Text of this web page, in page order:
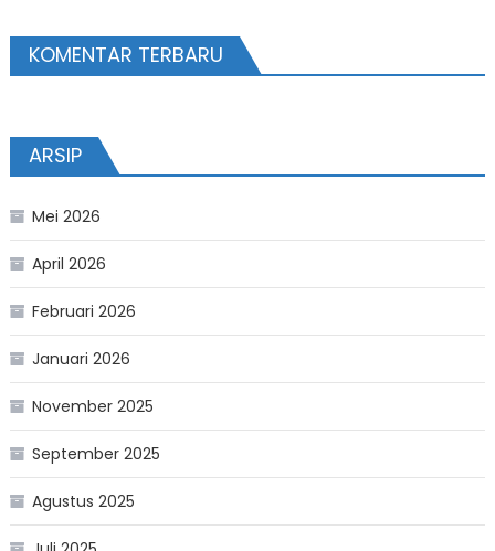
KOMENTAR TERBARU
ARSIP
Mei 2026
April 2026
Februari 2026
Januari 2026
November 2025
September 2025
Agustus 2025